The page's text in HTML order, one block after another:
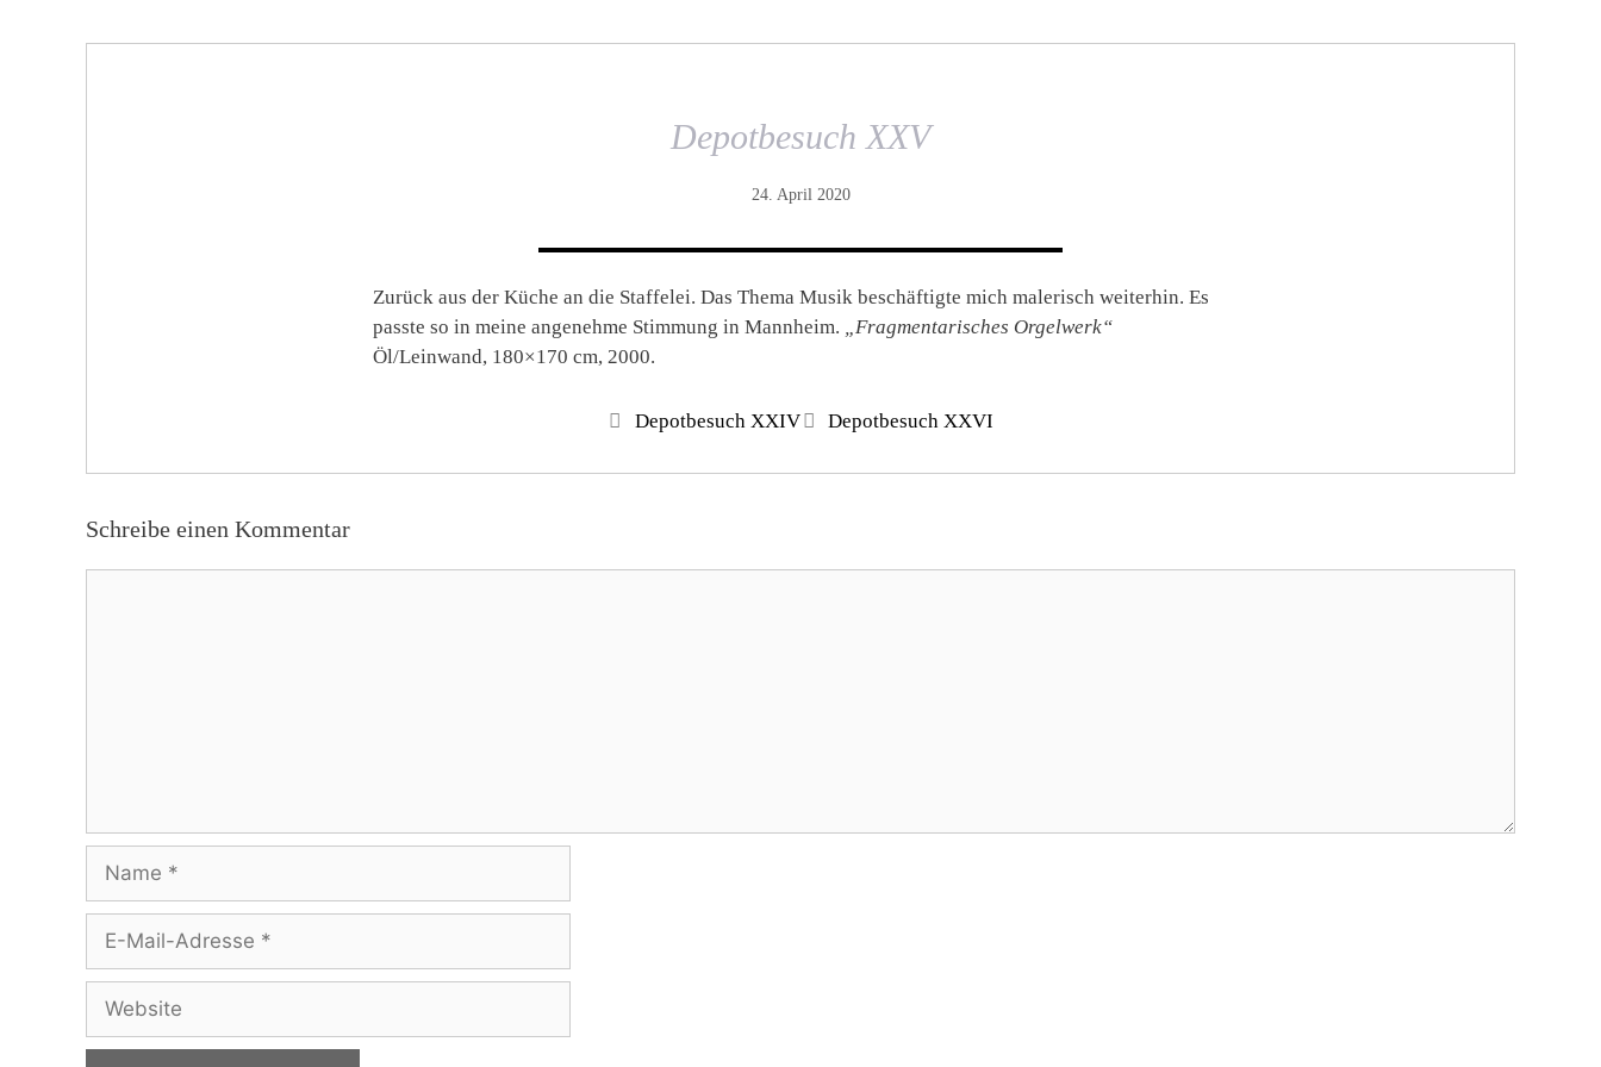
Depotbesuch XXV
24. April 2020
Zurück aus der Küche an die Staffelei. Das Thema Musik beschäftigte mich malerisch weiterhin. Es
passte so in meine angenehme Stimmung in Mannheim. „Fragmentarisches Orgelwerk“
Öl/Leinwand, 180×170 cm, 2000.
Depotbesuch XXIV Depotbesuch XXVI
Schreibe einen Kommentar
Name
Adresse
Website